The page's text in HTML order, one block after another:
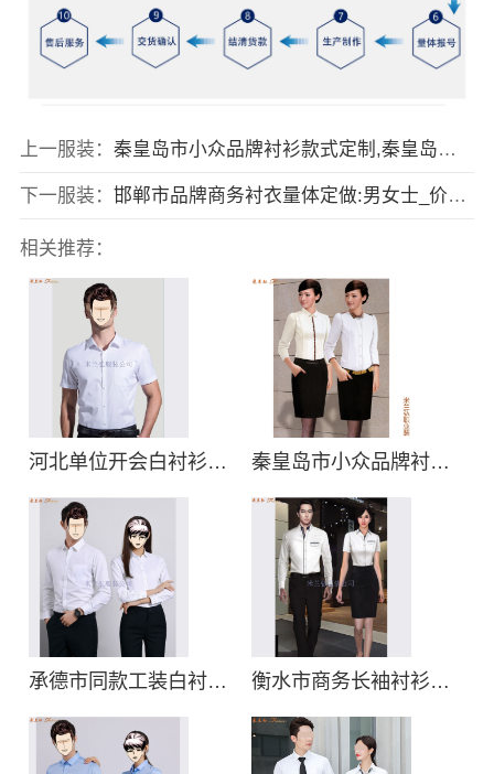
上一服装： 秦皇岛市小众品牌衬衫款式定制,秦皇岛新款男女衬衫订制
下一服装： 邯郸市品牌商务衬衣量体定做:男女士_价格_那家好
相关推荐：
河北单位开会白衬衫款式定做:团体_价格_供应商 秦皇岛市小众品牌衬衫款式定制,秦皇岛新款男女衬衫订制
承德市同款工装白衬衫订制价位，承德通用长袖衬衫定做电话 衡水市商务长袖衬衫定制价格,衡水男女款衬衣定制电话